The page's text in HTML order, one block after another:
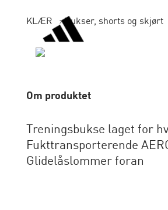
KLÆR Bukser, shorts og skjørt
Om produktet
Treningsbukse laget for
Fukttransporterende
Glidelåslommer foran